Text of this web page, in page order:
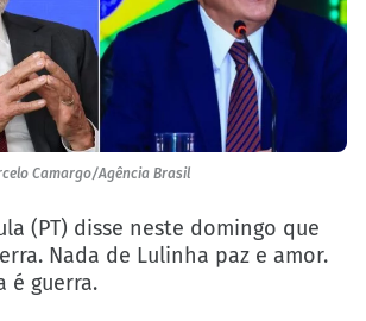
Camargo/Agência Brasil
(PT) disse neste domingo que
Nada de Lulinha paz e amor.
é guerra.